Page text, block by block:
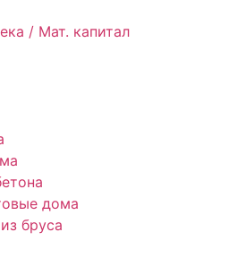
/ Мат. капитал
дома
бруса